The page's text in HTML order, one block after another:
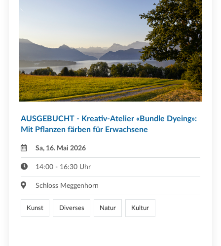
AUSGEBUCHT - Kreativ-Atelier «Bundle Dyeing»:
Mit Pflanzen färben für Erwachsene
Sa, 16. Mai 2026
14:00 - 16:30 Uhr
Schloss Meggenhorn
Kunst Diverses Natur Kultur